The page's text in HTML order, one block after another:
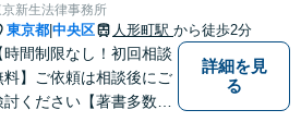
新生法律事務所
東京都 中央区 人形町駅 から徒歩2分
時間制限なし！初回相談
料】ご依頼は相談後にご
討ください【著書多数】
詳細を見
る